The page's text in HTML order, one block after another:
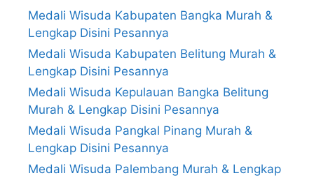
Medali Wisuda Kabupaten Bangka Murah &
Lengkap Disini Pesannya
Medali Wisuda Kabupaten Belitung Murah &
Lengkap Disini Pesannya
Medali Wisuda Kepulauan Bangka Belitung
Murah & Lengkap Disini Pesannya
Medali Wisuda Pangkal Pinang Murah &
Lengkap Disini Pesannya
Medali Wisuda Palembang Murah & Lengkap